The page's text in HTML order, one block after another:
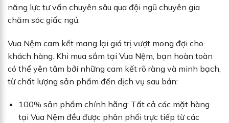
năng lực tư vấn chuyên sâu qua đội ngũ chuyên gia
chăm sóc giấc ngủ.
Vua Nệm cam kết mang lại giá trị vượt mong đợi cho
khách hàng. Khi mua sắm tại Vua Nệm, bạn hoàn toàn
có thể yên tâm bởi những cam kết rõ ràng và minh bạch,
từ chất lượng sản phẩm đến dịch vụ sau bán:
100% sản phẩm chính hãng: Tất cả các mặt hàng
tại Vua Nệm đều được phân phối trực tiếp từ các